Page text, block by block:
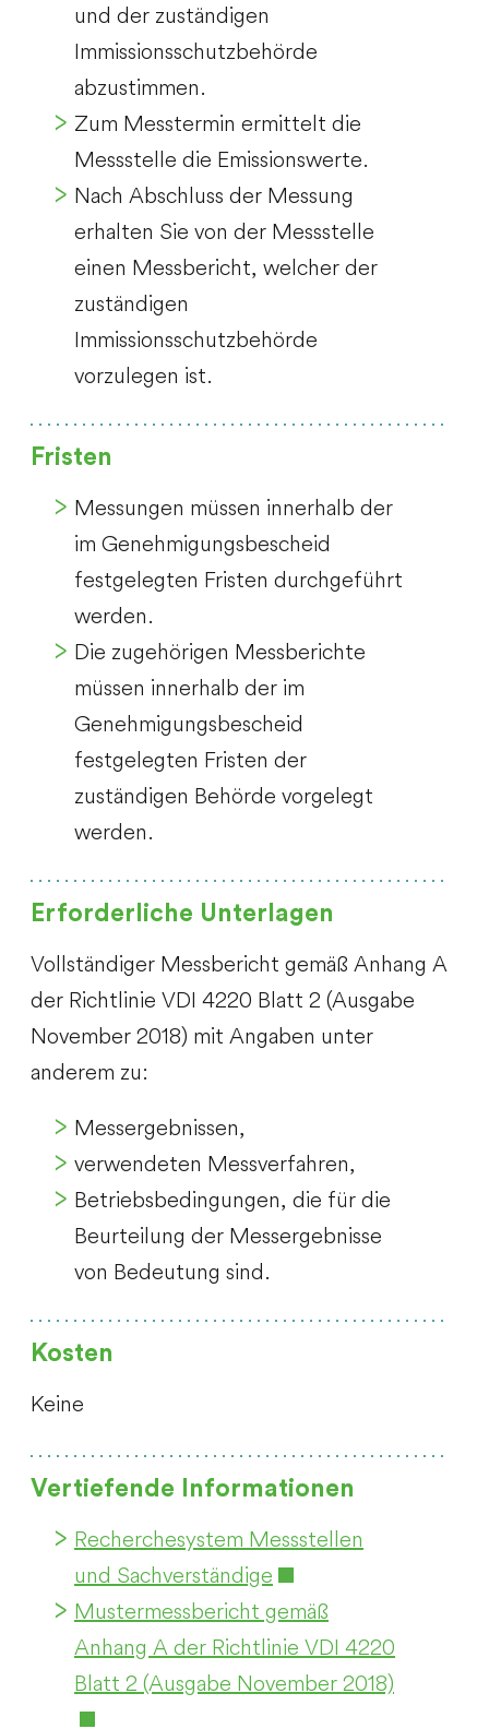
und der zuständigen
Immissionsschutzbehörde
abzustimmen.
Zum Messtermin ermittelt die
Messstelle die Emissionswerte.
Nach Abschluss der Messung
erhalten Sie von der Messstelle
einen Messbericht, welcher der
zuständigen
Immissionsschutzbehörde
vorzulegen ist.
Fristen
Messungen müssen innerhalb der
im Genehmigungsbescheid
festgelegten Fristen durchgeführt
werden.
Die zugehörigen Messberichte
müssen innerhalb der im
Genehmigungsbescheid
festgelegten Fristen der
zuständigen Behörde vorgelegt
werden.
Erforderliche Unterlagen
Vollständiger Messbericht gemäß Anhang A
der Richtlinie VDI 4220 Blatt 2 (Ausgabe
November 2018) mit Angaben unter
anderem zu:
Messergebnissen,
verwendeten Messverfahren,
Betriebsbedingungen, die für die
Beurteilung der Messergebnisse
von Bedeutung sind.
Kosten
Keine
Vertiefende Informationen
Recherchesystem Messstellen
und Sachverständige
Mustermessbericht gemäß
Anhang A der Richtlinie VDI 4220
Blatt 2 (Ausgabe November 2018)